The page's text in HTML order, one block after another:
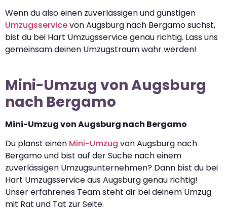
Wenn du also einen zuverlässigen und günstigen
Umzugsservicevon Augsburg nach Bergamo suchst,
bist du bei Hart Umzugsservice genau richtig. Lass uns
gemeinsam deinen Umzugstraum wahr werden!
Mini-Umzug von Augsburg
nach Bergamo
Mini-Umzug von Augsburg nach Bergamo
Du planst einen Mini-Umzug von Augsburg nach
Bergamo und bist auf der Suche nach einem
zuverlässigen Umzugsunternehmen? Dann bist du bei
Hart Umzugsservice aus Augsburg genau richtig!
Unser erfahrenes Team steht dir bei deinem Umzug
mit Rat und Tat zur Seite.